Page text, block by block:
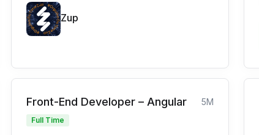
Zup
Front-End Developer – Angular 5M
Full Time